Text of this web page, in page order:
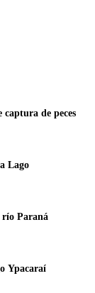
de peces
Lago
río Paraná
Ypacaraí